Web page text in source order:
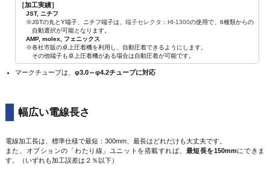
［加工実績］
JST, ニチフ
※JSTの丸とY端子、ニチフ端子は、 端子セレクタ：HI-1300の使用で、6種類からの
自動選択が可能となります。
AMP, molex, フェニックス
※各社市販の卓上圧着機を利用し、自動圧着できるようにします。
その他端子も卓上圧着機がある場合は自動圧着が可能です。
マークチューブは、φ3.0～φ4.2チューブに対応
幅広い電線長さ
電線加工長は、標準仕様で最短：300mm、最長はどれだけも大丈夫です。
また、オプションの「わたり線」ユニットを搭載すれば、 最短長を150mmにできま
す。（いずれも加工誤差は２％以下）